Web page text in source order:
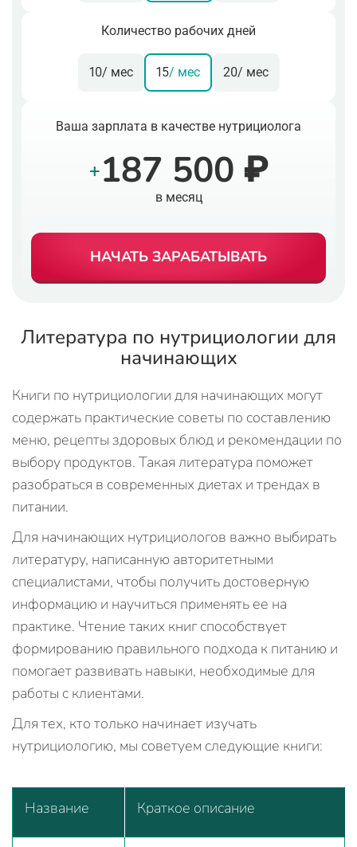
Количество рабочих дней
10/ мес 15/ мес 20/ мес
Ваша зарплата в качестве нутрициолога
+187 500 ₽
в месяц
НАЧАТЬ ЗАРАБАТЫВАТЬ
Литература по нутрициологии для
начинающих
Книги по нутрициологии для начинающих могут
содержать практические советы по составлению
меню, рецепты здоровых блюд и рекомендации по
выбору продуктов. Такая литература поможет
разобраться в современных диетах и трендах в
питании.
Для начинающих нутрициологов важно выбирать
литературу, написанную авторитетными
специалистами, чтобы получить достоверную
информацию и научиться применять ее на
практике. Чтение таких книг способствует
формированию правильного подхода к питанию и
помогает развивать навыки, необходимые для
работы с клиентами.
Для тех, кто только начинает изучать
нутрициологию, мы советуем следующие книги:
Название Краткое описание